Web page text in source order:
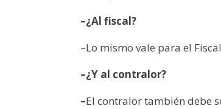
–¿Al fiscal?
–Lo mismo vale para el
–¿Y al contralor?
–El contralor también debe